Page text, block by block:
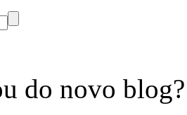
do novo blog?